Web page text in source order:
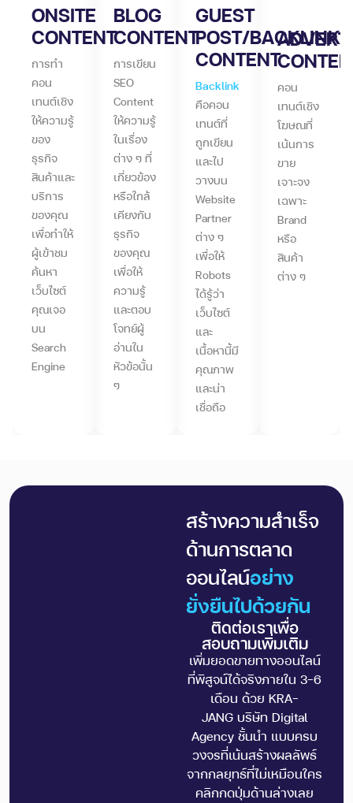
ONSITE
CONTENT
การทำ
คอน
เทนต์เชิง
ให้ความรู้
ของ
ธุรกิจ
สินค้าและ
บริการ
ของคุณ
เพื่อทำให้
ผู้เข้าชม
ค้นหา
เว็บไซต์
คุณเจอ
บน
Search
Engine
BLOG
CONTENT
การเขียน
SEO
Content
ให้ความรู้
ในเรื่อง
ต่าง ๆ ที่
เกี่ยวข้อง
หรือใกล้
เคียงกับ
ธุรกิจ
ของคุณ
เพื่อให้
ความรู้
และตอบ
โจทย์ผู้
อ่านใน
หัวข้อนั้น
ๆ
GUEST
POST/BACKLINK
CONTENT
Backlink
คือคอน
เทนต์ที่
ถูกเขียน
และไป
วางบน
Website
Partner
ต่าง ๆ
เพื่อให้
Robots
ได้รู้ว่า
เว็บไซต์
และ
เนื้อหานี้มี
คุณภาพ
และน่า
เชื่อถือ
คอน
เทนต์เชิง
โฆษณที่
เน้นการ
ขาย
เจาะจง
เฉพาะ
Brand
หรือ
สินค้า
ต่าง ๆ
สร้างความสำเร็จ
ด้านการตลาด
ออนไลน์อย่าง
ยั่งยืนไปด้วยกัน
ติดต่อเราเพื่อ
สอบถามเพิ่มเติม
เพิ่มยอดขายทางออนไลน์
ที่พิสูจน์ได้จริงภายใน 3-6
เดือน ด้วย KRA-
JANG บริษัท Digital
Agency ชั้นนำ แบบครบ
วงจรที่เน้นสร้างผลลัพธ์
จากกลยุทธ์ที่ไม่เหมือนใคร
คลิกกดปุ่มด้านล่างเลย